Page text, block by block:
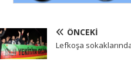
ÖNCEKI
Lefkoşa